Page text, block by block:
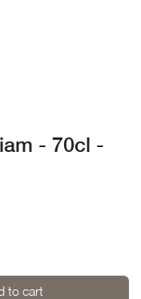
- 70cl -
to cart